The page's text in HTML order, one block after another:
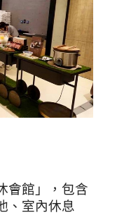
會館」，包含
、室內休息